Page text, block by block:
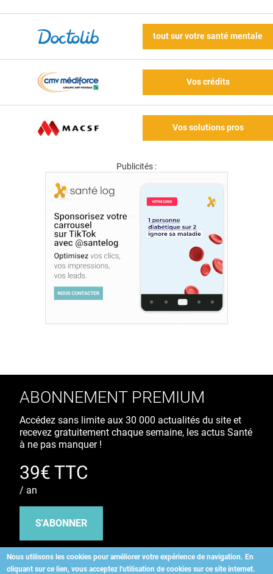
tout sur votre santé mentale
Vos crédits
Vos solutions pros
Publicités :
Nous utilisons les cookies pour améliorer votre expérience de navigation. En
cliquant sur ce lien, vous acceptez l'utilisation de cookies sur ce site internet.
ABONNEMENT PREMIUM
Accédez sans limite aux 30 000 actualités du site et
recevez gratuitement chaque semaine, les actus Santé
à ne pas manquer !
39€ TTC
/ an
S'ABONNER